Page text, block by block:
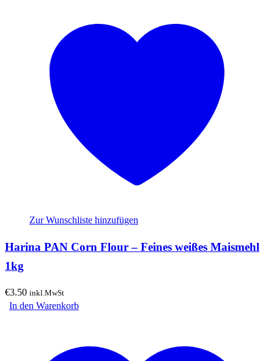
Zur Wunschliste hinzufügen
Harina PAN Corn Flour – Feines weißes Maismehl
1kg
€3.50 inkl.MwSt
In den Warenkorb